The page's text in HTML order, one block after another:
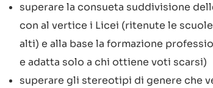
superare la consueta suddivisione
con al vertice i Licei (ritenute le
alti) e alla base la formazione
e adatta solo a chi ottiene voti scarsi)
superare gli stereotipi di genere che